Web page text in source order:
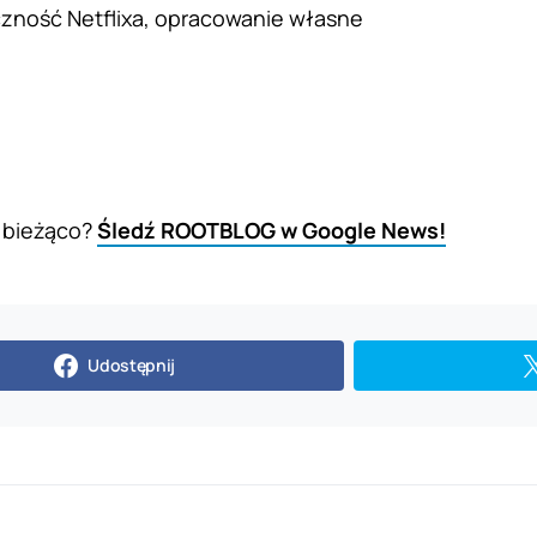
Netflixa, opracowanie własne
Śledź ROOTBLOG w Google News!
Udostępnij